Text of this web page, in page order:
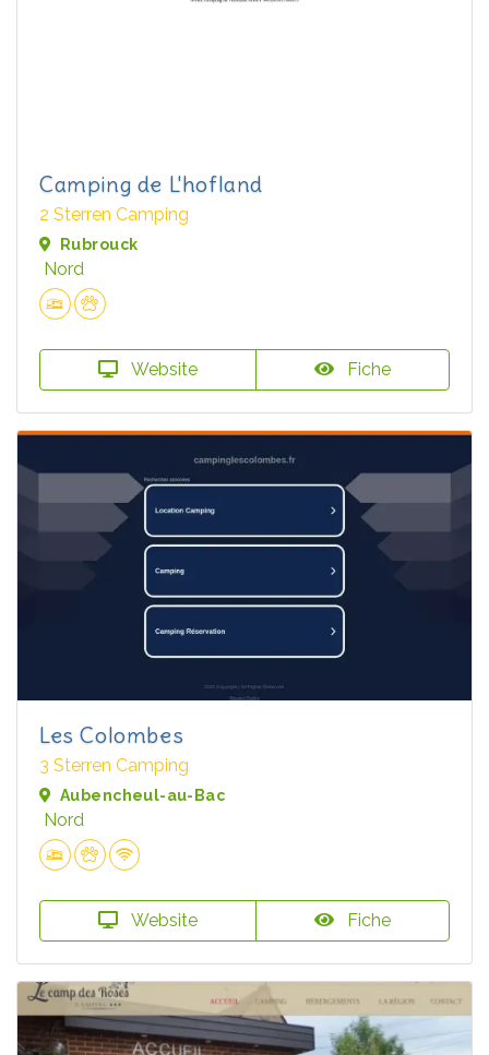
Camping de L'hofland
2 Sterren Camping
Rubrouck
Nord
Website Fiche
Les Colombes
3 Sterren Camping
Aubencheul-au-Bac
Nord
Website Fiche